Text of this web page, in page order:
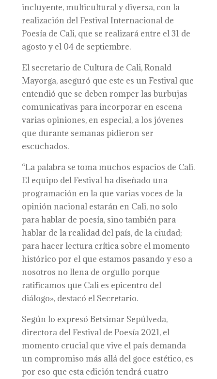
incluyente, multicultural y diversa, con la
realización del Festival Internacional de
Poesía de Cali, que se realizará entre el 31 de
agosto y el 04 de septiembre.
El secretario de Cultura de Cali, Ronald
Mayorga, aseguró que este es un Festival que
entendió que se deben romper las burbujas
comunicativas para incorporar en escena
varias opiniones, en especial, a los jóvenes
que durante semanas pidieron ser
escuchados.
“La palabra se toma muchos espacios de Cali.
El equipo del Festival ha diseñado una
programación en la que varias voces de la
opinión nacional estarán en Cali, no solo
para hablar de poesía, sino también para
hablar de la realidad del país, de la ciudad;
para hacer lectura crítica sobre el momento
histórico por el que estamos pasando y eso a
nosotros no llena de orgullo porque
ratificamos que Cali es epicentro del
diálogo», destacó el Secretario.
Según lo expresó Betsimar Sepúlveda,
directora del Festival de Poesía 2021, el
momento crucial que vive el país demanda
un compromiso más allá del goce estético, es
por eso que esta edición tendrá cuatro